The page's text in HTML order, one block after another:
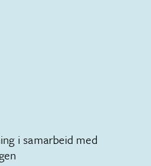
i samarbeid med